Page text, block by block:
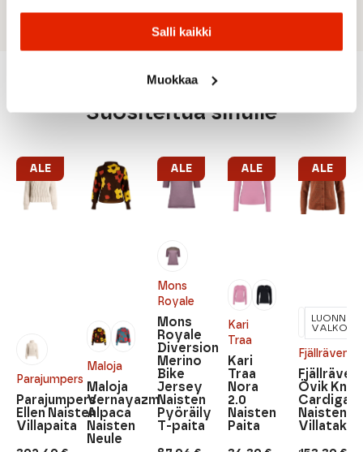
Salli kaikki
Muokkaa
Suositeltua sinulle
Parajumpers
ALE
Parajumpers
Ellen Naisten
Villapaita
Maloja
Maloja
Vernayazm
Alpaca
Naisten
Neule
Mons
Royale
ALE
Mons
Royale
Diversion
Merino
Bike
Jersey
Naisten
Pyöräily
T-paita
Kari
Traa
ALE
Kari
Traa
Nora
2.0
Naisten
Paita
Fjällräven
ALE
Fjällräven
Övik Knit
Cardigan
Naisten
Villatakki
LUONNON